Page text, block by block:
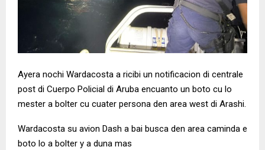
Ayera nochi Wardacosta a ricibi un notificacion di centrale
post di Cuerpo Policial di Aruba encuanto un boto cu lo
mester a bolter cu cuater persona den area west di Arashi.
Wardacosta su avion Dash a bai busca den area caminda e
boto lo a bolter y a duna mas